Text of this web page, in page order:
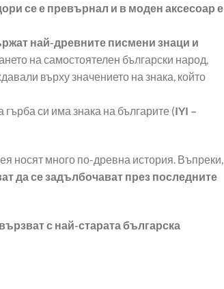
се е превърнал и в моден аксесоар е
най-древните писмени знаци и
на самостоятелен български народ,
върху значението на знака, който
си има знака на българите (IYI –
носят много по-древна история. Въпреки,
да се задълбочават през последните
с най-старата българска